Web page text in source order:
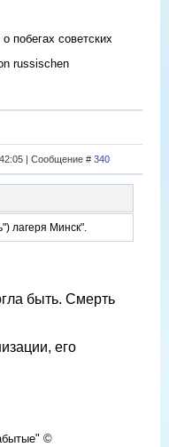
побегах советских
russischen
| Сообщение # 340
лагеря Минск".
быть. Смерть
его
©